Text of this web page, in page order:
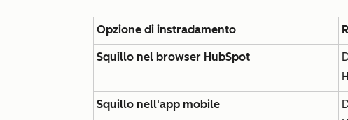
Opzione di instradamento
Squillo nel browser HubSpot
Squillo nell'app mobile